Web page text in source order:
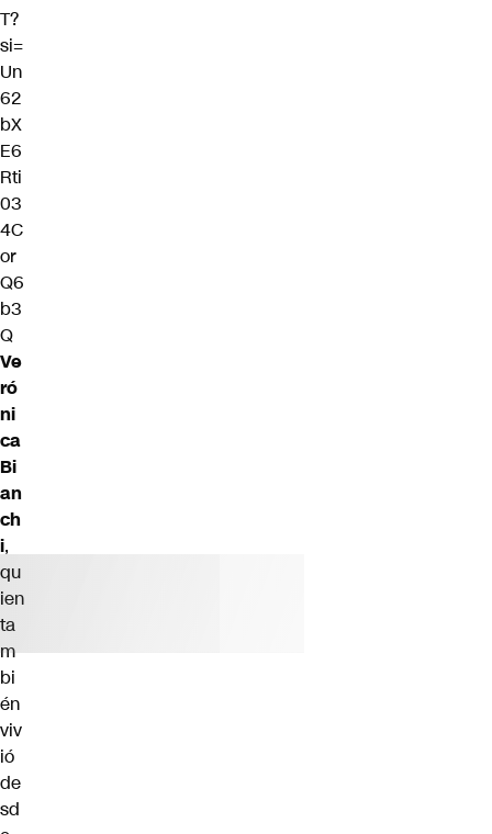
T?
si=
Un
62
bX
E6
Rti
03
4C
or
Q6
b3
Q
Ve
ró
ni
ca
Bi
an
ch
i,
qu
ien
ta
m
bi
én
viv
ió
de
sd